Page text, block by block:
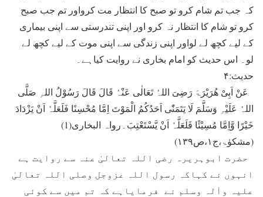
کہ جب تم شام کرو تو صبح کا انتظار مت کرواور تم جب صبح
کرو تو شام کا انتظار نہ کرو اور اپنی تندرستی سے اپنی بیماری
کے لیے کچھ لے لواور اپنی زندگی سے اپنی موت کے لیے کچھ لے
لو۔ اس حدیث کو امام بخاری نے روایت کیاہے۔
حدیث:۴
عَنْ اَبِیْ ھُرَیْرَۃَ رَضِیَ اللہُ تَعَالٰی عَنْہُ قَالَ قَالَ رَسُوْلُ اللہِ صَلَّی
اللہُ عَلَیْہِ وَسَلَّمَ لَا یَتَمَنّٰی اَحَدُکُمُ الْمَوْتَ اِمَّا مُحْسِنًا فَلَعَلَّہٗ اَنْ یَزْدَادَ
خَیْرًا وَّاِمَّا مُسِیْئًا فَلَعَلَّہٗ اَنْ یَّسْتَعْتِبَ۔رواہ البخاری(1)
(مشکوٰۃ،ج۱،ص۱۳۹)
حضرت ابوہریرہ رضی اللہ تعالیٰ عنہ سے روایت ہے
انہوں نے کہاکہ رسول اللہ عزوجل وصلی اللہ تعالیٰ
علیہ واٰلہ وسلم نے فرمایاہے کہ تم میں سے کوئی